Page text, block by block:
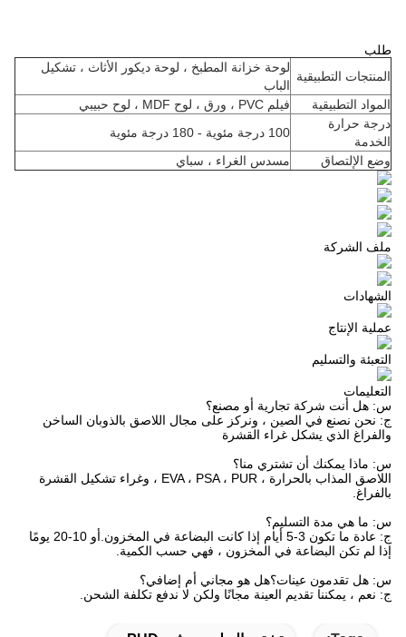
طلب
المنتجات التطبيقية
لوحة خزانة المطبخ ، لوحة ديكور الأثاث ، تشكيل
الباب
المواد التطبيقية
فيلم PVC ، ورق ، لوح MDF ، لوح حبيبي
درجة حرارة
الخدمة
100 درجة مئوية - 180 درجة مئوية
وضع الإلتصاق
مسدس الغراء ، سباي
ملف الشركة
الشهادات
عملية الإنتاج
التعبئة والتسليم
التعليمات
س: هل أنت شركة تجارية أو مصنع؟
ج: نحن نصنع في الصين ، ونركز على مجال اللاصق بالذوبان الساخن
والفراغ الذي يشكل غراء القشرة
س: ماذا يمكنك أن تشتري منا؟
اللاصق المذاب بالحرارة ، EVA ، PSA ، PUR ، وغراء تشكيل القشرة
بالفراغ.
س: ما هي مدة التسليم؟
ج: عادة ما تكون 3-5 أيام إذا كانت البضاعة في المخزون.أو 10-20 يومًا
إذا لم تكن البضاعة في المخزون ، فهي حسب الكمية.
س: هل تقدمون عينات؟هل هو مجاني أم إضافي؟
ج: نعم ، يمكننا تقديم العينة مجانًا ولكن لا ندفع تكلفة الشحن.